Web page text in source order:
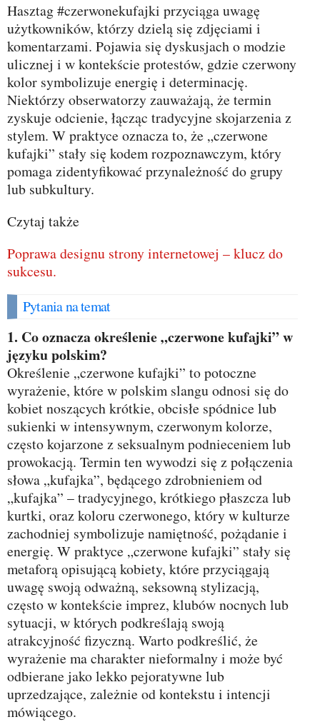
Hasztag #czerwonekufajki przyciąga uwagę
użytkowników, którzy dzielą się zdjęciami i
komentarzami. Pojawia się dyskusjach o modzie
ulicznej i w kontekście protestów, gdzie czerwony
kolor symbolizuje energię i determinację.
Niektórzy obserwatorzy zauważają, że termin
zyskuje odcienie, łącząc tradycyjne skojarzenia z
stylem. W praktyce oznacza to, że „czerwone
kufajki” stały się kodem rozpoznawczym, który
pomaga zidentyfikować przynależność do grupy
lub subkultury.
Czytaj także
Poprawa designu strony internetowej – klucz do
sukcesu.
Pytania na temat
1. Co oznacza określenie „czerwone kufajki” w
języku polskim?
Określenie „czerwone kufajki” to potoczne
wyrażenie, które w polskim slangu odnosi się do
kobiet noszących krótkie, obcisłe spódnice lub
sukienki w intensywnym, czerwonym kolorze,
często kojarzone z seksualnym podnieceniem lub
prowokacją. Termin ten wywodzi się z połączenia
słowa „kufajka”, będącego zdrobnieniem od
„kufajka” – tradycyjnego, krótkiego płaszcza lub
kurtki, oraz koloru czerwonego, który w kulturze
zachodniej symbolizuje namiętność, pożądanie i
energię. W praktyce „czerwone kufajki” stały się
metaforą opisującą kobiety, które przyciągają
uwagę swoją odważną, seksowną stylizacją,
często w kontekście imprez, klubów nocnych lub
sytuacji, w których podkreślają swoją
atrakcyjność fizyczną. Warto podkreślić, że
wyrażenie ma charakter nieformalny i może być
odbierane jako lekko pejoratywne lub
uprzedzające, zależnie od kontekstu i intencji
mówiącego.